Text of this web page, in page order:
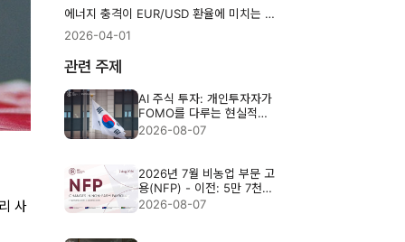
사
에너지 충격이 EUR/USD 환율에 미치는 영향은 무엇일까요?
2026-04-01
관련 주제
AI 주식 투자: 개인투자자가
FOMO를 다루는 현실적인
방법
2026-08-07
2026년 7월 비농업 부문 고
용(NFP) - 이전: 5만 7천
명, 예상: 8만 3천 명
2026-08-07